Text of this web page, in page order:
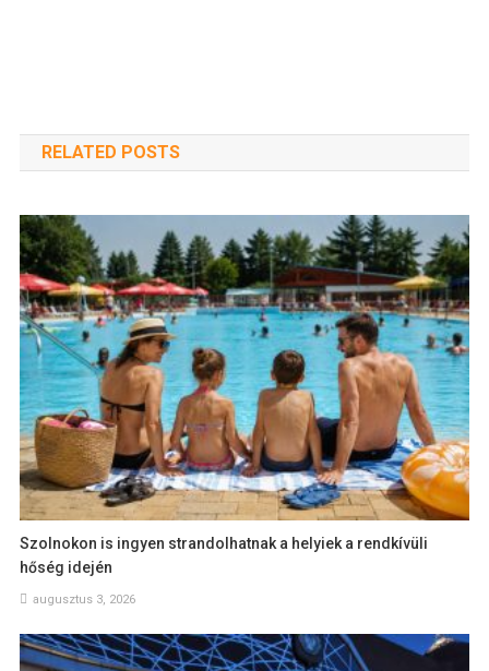
RELATED POSTS
Szolnokon is ingyen strandolhatnak a helyiek a rendkívüli
hőség idején
augusztus 3, 2026